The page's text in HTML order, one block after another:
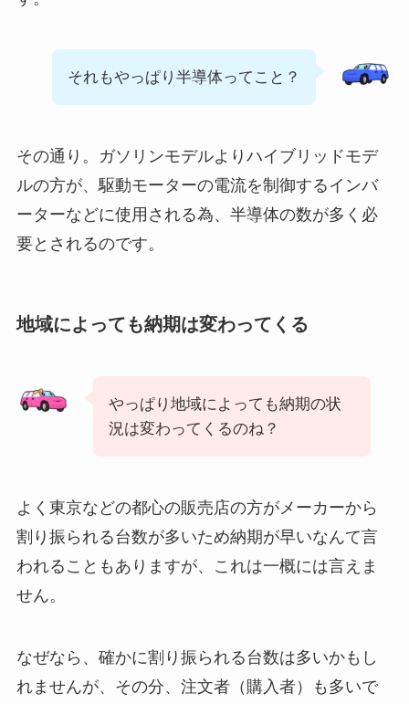
それもやっぱり半導体ってこと？
その通り。ガソリンモデルよりハイブリッドモデ
ルの方が、駆動モーターの電流を制御するインバ
ーターなどに使用される為、半導体の数が多く必
要とされるのです。
地域によっても納期は変わってくる
やっぱり地域によっても納期の状
況は変わってくるのね？
よく東京などの都心の販売店の方がメーカーから
割り振られる台数が多いため納期が早いなんて言
われることもありますが、これは一概には言えま
せん。
なぜなら、確かに割り振られる台数は多いかもし
れませんが、その分、注文者（購入者）も多いで